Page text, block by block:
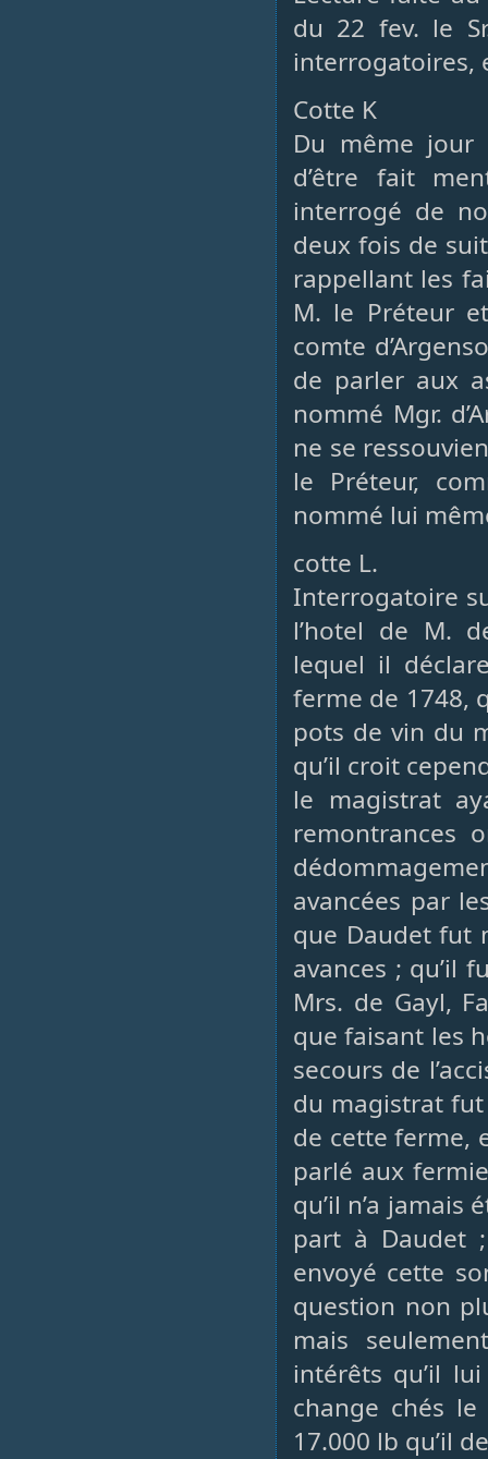
du 22 fev. le
interrogatoires,
Cotte K
Du même
d’être fait
interrogé de
deux fois de
rappellant les
M. le Préteur
comte
de parler aux
nommé Mgr.
ne se
le Préteur,
nommé lui
cotte L.
Interrogatoire
l’hotel de M.
lequel il
ferme de 1748,
pots de vin du
qu’il croit
le magistrat
remontrances
avancées par
que Daudet fut
avances ; qu’il
Mrs. de Gayl,
que faisant les
secours de
du magistrat
de cette ferme,
parlé aux
qu’il n’a
part à Daudet
envoyé cette
question non
mais
intérêts qu’il
change chés
17.000 lb qu’il